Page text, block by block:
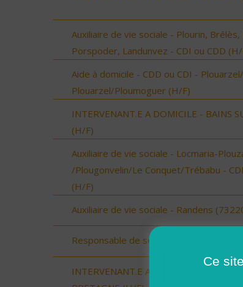
Auxiliaire de vie sociale - Plourin, Brélès,
Porspoder, Landunvez - CDI ou CDD
Aide à domicile - CDD ou CDI -
Plouarzel/Ploumoguer (H/F)
INTERVENANT.E A DOMICILE - BAINS
(H/F)
Auxiliaire de vie sociale - Locmaria-
/Plougonvelin/Le Conquet/Trébabu -
(H/F)
Auxiliaire de vie sociale - Randens
Responsable de secteur (H/F)
INTERVENANT.E A DOMICILE - BAIN DE
Ce